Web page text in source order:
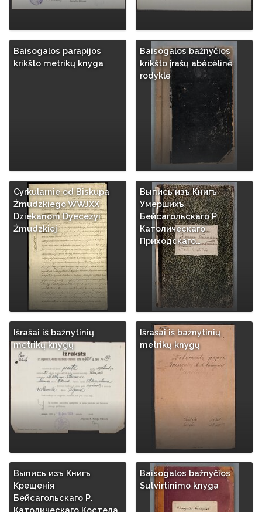
Baisogalos parapijos
krikšto metrikų knyga
Baisogalos bažnyčios
krikšto įrašų abėcėlinė
rodyklė
Cyrkularnie od Biskupa
Żmudzkiego WWJXX
Dziekanom Dyecezyi
Żmudzkiej
Выпись изъ Книгъ
Умершихъ
Бейсагольскаго Р.
Католическаго
Приходскаго…
Išrašai iš bažnytinių
metrikų knygų
Išrašai iš bažnytinių
metrikų knygų
Выпись изъ Книгъ
Крещенія
Бейсагольскаго Р.
Католическаго Костела
Baisogalos bažnyčios
Sutvirtinimo knyga